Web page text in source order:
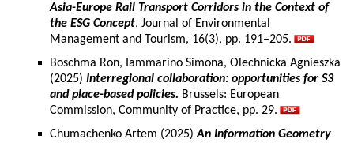
Asia-Europe Rail Transport Corridors in the Context of
the ESG Concept, Journal of Environmental
Management and Tourism, 16(3), pp. 191–205.
Boschma Ron, Iammarino Simona, Olechnicka Agnieszka
(2025) Interregional collaboration: opportunities for S3
and place-based policies. Brussels: European
Commission, Community of Practice, pp. 29.
Chumachenko Artem (2025)An Information Geometry